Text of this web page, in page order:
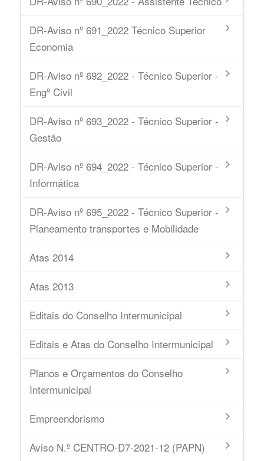
DR-Aviso nº 691_2022 Técnico Superior
Economia
DR-Aviso nº 692_2022 - Técnico Superior -
Engª Civil
DR-Aviso nº 693_2022 - Técnico Superior -
Gestão
DR-Aviso nº 694_2022 - Técnico Superior -
Informática
DR-Aviso nº 695_2022 - Técnico Superior -
Planeamento transportes e Mobilidade
Atas 2014
Atas 2013
Editais do Conselho Intermunicipal
Editais e Atas do Conselho Intermunicipal
Planos e Orçamentos do Conselho
Intermunicipal
Empreendorismo
Aviso N.º CENTRO-D7-2021-12 (PAPN)